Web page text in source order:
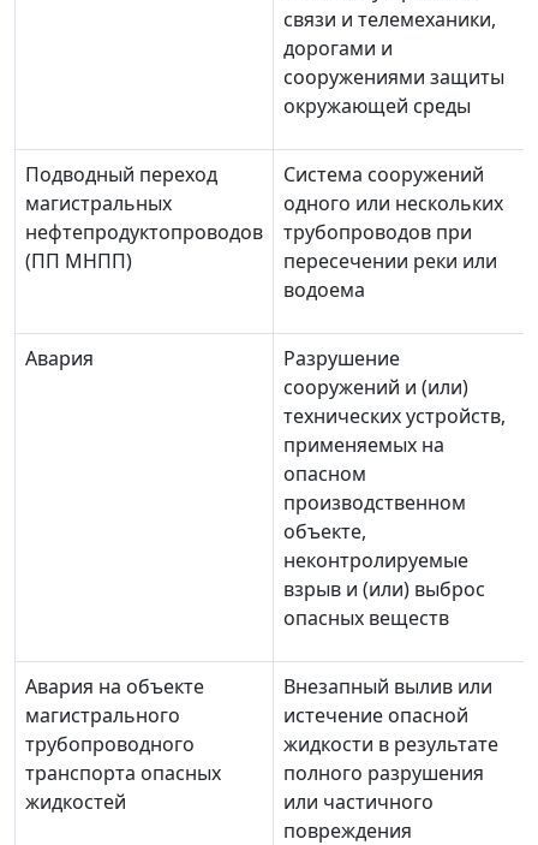
связи и телемеханики,
дорогами и
сооружениями защиты
окружающей среды
Подводный переход
магистральных
нефтепродуктопроводов
(ПП МНПП)
Система сооружений
одного или нескольких
трубопроводов при
пересечении реки или
водоема
Авария
Разрушение
сооружений и (или)
технических устройств,
применяемых на
опасном
производственном
объекте,
неконтролируемые
взрыв и (или) выброс
опасных веществ
Авария на объекте
магистрального
трубопроводного
транспорта опасных
жидкостей
Внезапный вылив или
истечение опасной
жидкости в результате
полного разрушения
или частичного
повреждения